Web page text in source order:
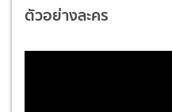
ตัวอย่างละคร